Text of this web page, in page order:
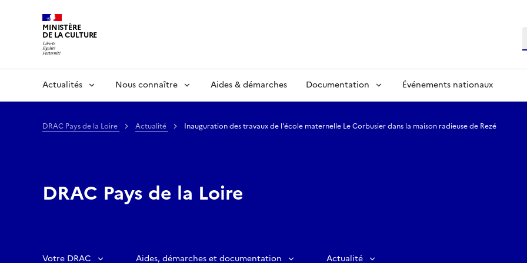
MINISTÈRE
DE LA CULTURE
Actualités Nous connaître Aides & démarches Documentation Événements nationaux
DRAC Pays de la Loire Actualité Inauguration des travaux de l'école maternelle Le Corbusier dans la maison radieuse de Rezé
DRAC Pays de la Loire
Votre DRAC Aides, démarches et documentation Actualité